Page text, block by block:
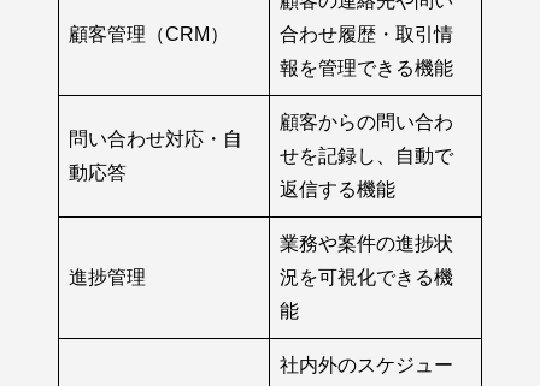
顧客管理（CRM）
合わせ履歴・取引情
報を管理できる機能
問い合わせ対応・自
動応答
顧客からの問い合わ
せを記録し、自動で
返信する機能
進捗管理
業務や案件の進捗状
況を可視化できる機
能
社内外のスケジュー